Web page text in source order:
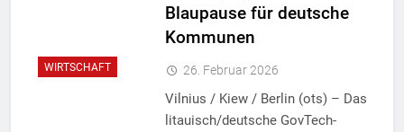
WIRTSCHAFT
Blaupause für deutsche
Kommunen
26. Februar 2026
Vilnius / Kiew / Berlin (ots) – Das
litauisch/deutsche GovTech-